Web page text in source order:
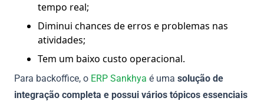
tempo real;
Diminui chances de erros e problemas nas
atividades;
Tem um baixo custo operacional.
Para backoffice, o ERP Sankhya é uma solução de
integração completa e possui vários tópicos essenciais